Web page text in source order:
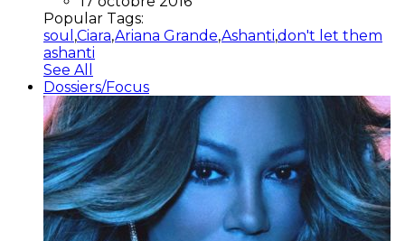
Popular Tags:
soul ,Ciara,Ariana Grande,Ashanti,don't let them
ashanti
See All
Dossiers/Focus